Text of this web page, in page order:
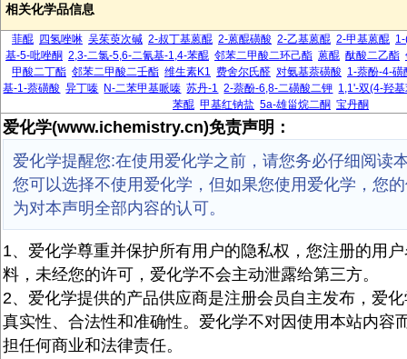
相关化学品信息
菲醌 四氢唑啉 吴茱萸次碱 2-叔丁基蒽醌 2-蒽醌磺酸 2-乙基蒽醌 2-甲基蒽醌
基-5-吡唑酮 2,3-二氯-5,6-二氰基-1,4-苯醌 邻苯二甲酸二环己酯 蒽醌 酞酸二乙酯
甲酸二丁酯 邻苯二甲酸二壬酯 维生素K1 费舍尔氏醛 对氨基萘磺酸 1-萘酚-4-磺
基-1-萘磺酸 异丁嗪 N-二苯甲基哌嗪 苏丹-1 2-萘酚-6,8-二磺酸二钾 1,1'-双(4-羟
苯醌 甲基红钠盐 5a-雄甾烷二酮 宝丹酮
爱化学(www.ichemistry.cn)免责声明：
爱化学提醒您:在使用爱化学之前，请您务必仔细阅读
您可以选择不使用爱化学，但如果您使用爱化学，您
为对本声明全部内容的认可。
1、爱化学尊重并保护所有用户的隐私权，您注册的用
料，未经您的许可，爱化学不会主动泄露给第三方。
2、爱化学提供的产品供应商是注册会员自主发布，爱
真实性、合法性和准确性。爱化学不对因使用本站内容
担任何商业和法律责任。